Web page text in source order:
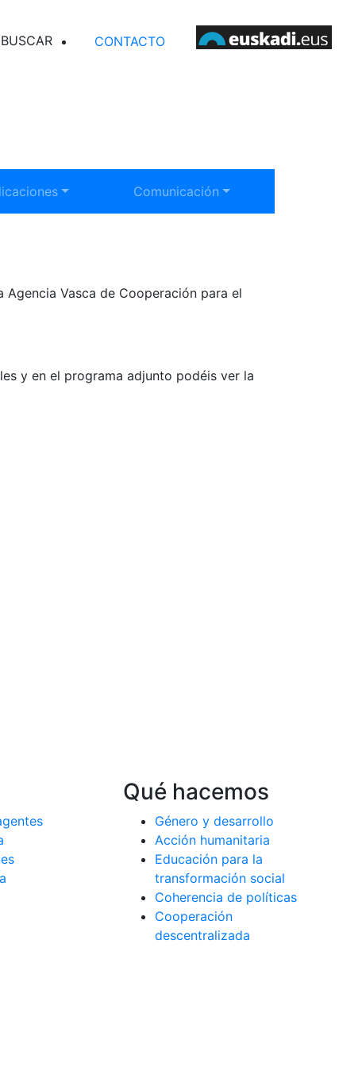
EN ELANKIDETZA
CONTACTO
submenú: Mostrar submenú:
Comunicación
Vasca de Cooperación para el
y en el programa adjunto podéis ver la
Qué hacemos
Género y desarrollo
Acción humanitaria
Educación para la
transformación social
Coherencia de políticas
Cooperación
descentralizada